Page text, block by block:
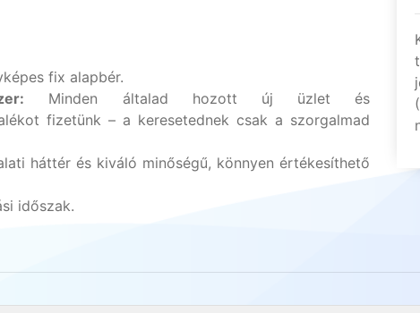
fix alapbér.
Minden általad hozott új üzlet és
fizetünk – a keresetednek csak a szorgalmad
háttér és kiváló minőségű, könnyen értékesíthető
időszak.